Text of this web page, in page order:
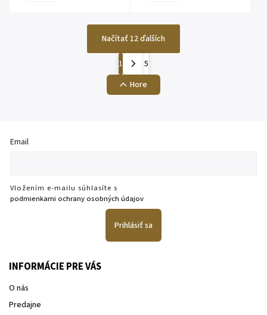
Načítať 12 ďalších
1
5
Hore
Email
Vložením e-mailu súhlasíte s
podmienkami ochrany osobných údajov
Prihlásiť sa
INFORMÁCIE PRE VÁS
O nás
Predajne